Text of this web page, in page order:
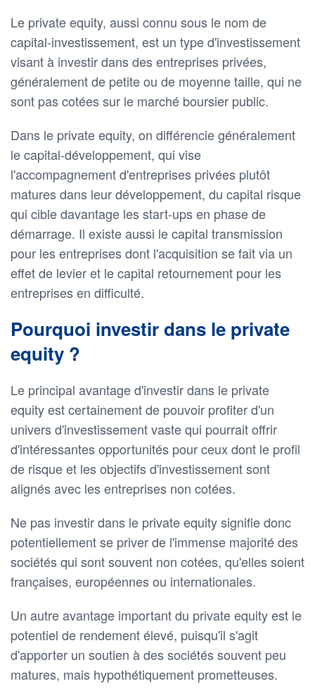
Le private equity, aussi connu sous le nom de
capital-investissement, est un type d'investissement
visant à investir dans des entreprises privées,
généralement de petite ou de moyenne taille, qui ne
sont pas cotées sur le marché boursier public.
Dans le private equity, on différencie généralement
le capital-développement, qui vise
l'accompagnement d'entreprises privées plutôt
matures dans leur développement, du capital risque
qui cible davantage les start-ups en phase de
démarrage. Il existe aussi le capital transmission
pour les entreprises dont l'acquisition se fait via un
effet de levier et le capital retournement pour les
entreprises en difficulté.
Pourquoi investir dans le private
equity ?
Le principal avantage d'investir dans le private
equity est certainement de pouvoir profiter d'un
univers d'investissement vaste qui pourrait offrir
d'intéressantes opportunités pour ceux dont le profil
de risque et les objectifs d'investissement sont
alignés avec les entreprises non cotées.
Ne pas investir dans le private equity signifie donc
potentiellement se priver de l'immense majorité des
sociétés qui sont souvent non cotées, qu'elles soient
françaises, européennes ou internationales.
Un autre avantage important du private equity est le
potentiel de rendement élevé, puisqu'il s'agit
d'apporter un soutien à des sociétés souvent peu
matures, mais hypothétiquement prometteuses.